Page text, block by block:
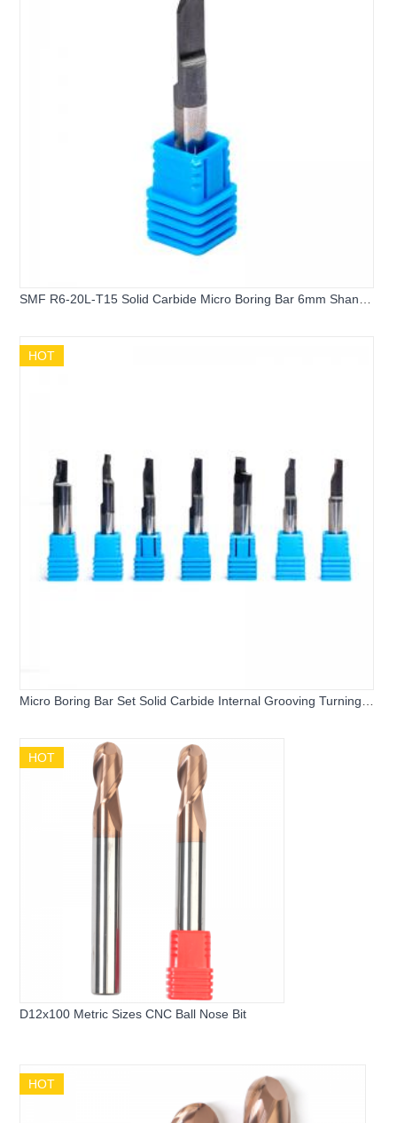
SMF R6-20L-T15 Solid Carbide Micro Boring Bar 6mm Shank
HOT
Micro Boring Bar Set Solid Carbide Internal Grooving Turning
Lathe Machining
HOT
D12x100 Metric Sizes CNC Ball Nose Bit
HOT